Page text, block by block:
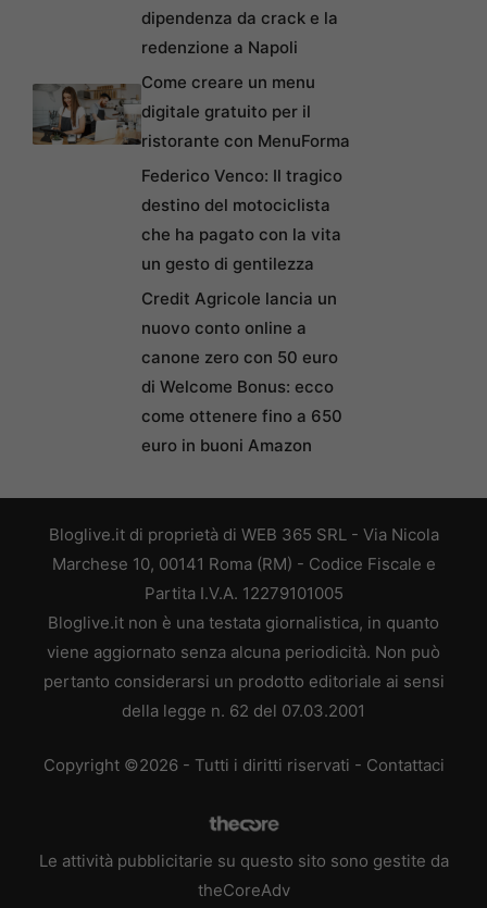
dipendenza da crack e la
redenzione a Napoli
Come creare un menu
digitale gratuito per il
ristorante con MenuForma
Federico Venco: Il tragico
destino del motociclista
che ha pagato con la vita
un gesto di gentilezza
Credit Agricole lancia un
nuovo conto online a
canone zero con 50 euro
di Welcome Bonus: ecco
come ottenere fino a 650
euro in buoni Amazon
Bloglive.it di proprietà di WEB 365 SRL - Via Nicola
Marchese 10, 00141 Roma (RM) - Codice Fiscale e
Partita I.V.A. 12279101005
Bloglive.it non è una testata giornalistica, in quanto
viene aggiornato senza alcuna periodicità. Non può
pertanto considerarsi un prodotto editoriale ai sensi
della legge n. 62 del 07.03.2001
Copyright ©2026 - Tutti i diritti riservati - Contattaci
Le attività pubblicitarie su questo sito sono gestite da
theCoreAdv